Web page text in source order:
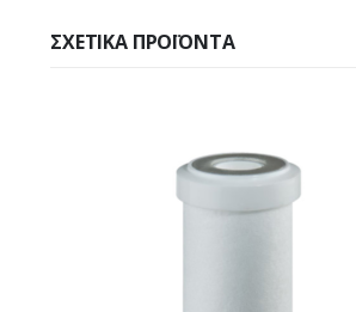
ΣΧΕΤΙΚΆ ΠΡΟΪΌΝΤΑ